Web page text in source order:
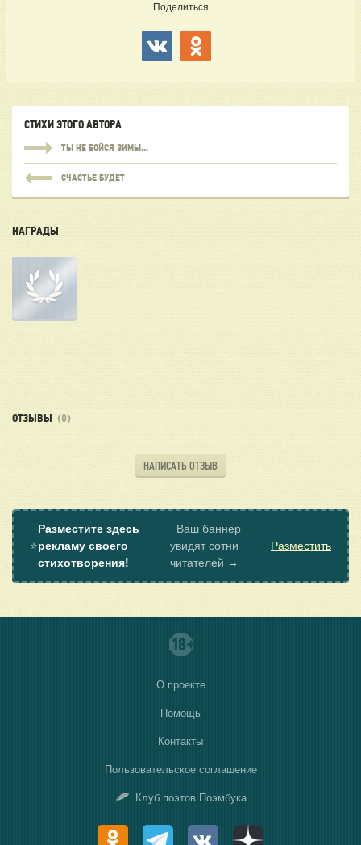
Поделиться
СТИХИ ЭТОГО АВТОРА
ТЫ НЕ БОЙСЯ ЗИМЫ...
СЧАСТЬЕ БУДЕТ
НАГРАДЫ
ОТЗЫВЫ (0)
НАПИСАТЬ ОТЗЫВ
⭐
Разместите здесь
рекламу своего
стихотворения!
Ваш баннер
увидят сотни
читателей →
Разместить
О проекте
Помощь
Контакты
Пользовательское соглашение
Клуб поэтов Поэмбука